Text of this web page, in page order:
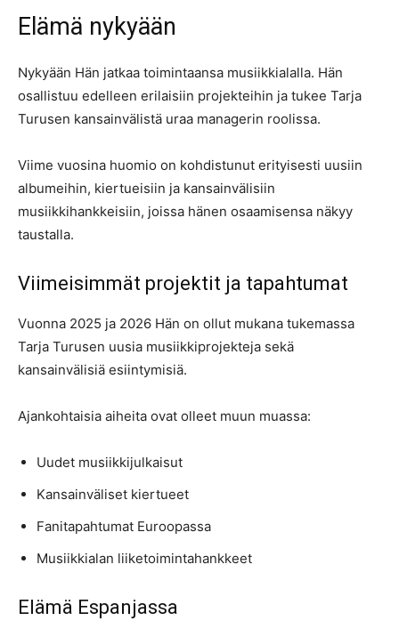
Elämä nykyään
Nykyään Hän jatkaa toimintaansa musiikkialalla. Hän
osallistuu edelleen erilaisiin projekteihin ja tukee Tarja
Turusen kansainvälistä uraa managerin roolissa.
Viime vuosina huomio on kohdistunut erityisesti uusiin
albumeihin, kiertueisiin ja kansainvälisiin
musiikkihankkeisiin, joissa hänen osaamisensa näkyy
taustalla.
Viimeisimmät projektit ja tapahtumat
Vuonna 2025 ja 2026 Hän on ollut mukana tukemassa
Tarja Turusen uusia musiikkiprojekteja sekä
kansainvälisiä esiintymisiä.
Ajankohtaisia aiheita ovat olleet muun muassa:
Uudet musiikkijulkaisut
Kansainväliset kiertueet
Fanitapahtumat Euroopassa
Musiikkialan liiketoimintahankkeet
Elämä Espanjassa